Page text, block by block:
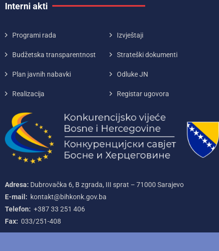
Interni akti
Programi rada Izvještaji
Budžetska transparentnost Strateški dokumenti
Plan javnih nabavki Odluke JN
Realizacija Registar ugovora
Adresa: Dubrovačka 6, B zgrada, III sprat – 71000‌ Sarajevo
E-mail: kontakt@bihkonk.gov.ba
Telefon: +387‌ 33‌ 251‌ 406
Fax: 033/251-408